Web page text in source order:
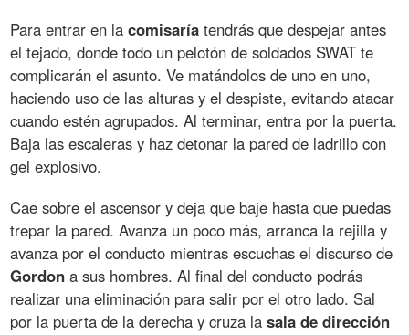
Para entrar en lacomisaría tendrás que despejar antes
el tejado, donde todo un pelotón de soldados SWAT te
complicarán el asunto. Ve matándolos de uno en uno,
haciendo uso de las alturas y el despiste, evitando atacar
cuando estén agrupados. Al terminar, entra por la puerta.
Baja las escaleras y haz detonar la pared de ladrillo con
gel explosivo.
Cae sobre el ascensor y deja que baje hasta que puedas
trepar la pared. Avanza un poco más, arranca la rejilla y
avanza por el conducto mientras escuchas el discurso de
Gordon a sus hombres. Al final del conducto podrás
realizar una eliminación para salir por el otro lado. Sal
por la puerta de la derecha y cruza lasala de dirección